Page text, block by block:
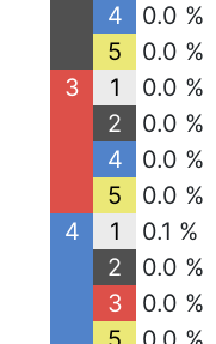
4
0.0 %
5
0.0 %
3
1
0.0 %
2
0.0 %
4
0.0 %
5
0.0 %
4
1
0.1 %
2
0.0 %
3
0.0 %